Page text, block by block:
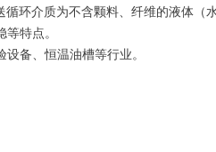
环介质为不含颗料、纤维的液体（
特点。
备、恒温油槽等行业。